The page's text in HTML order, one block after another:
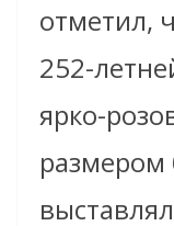
отметил,
252-
ярко-
размером